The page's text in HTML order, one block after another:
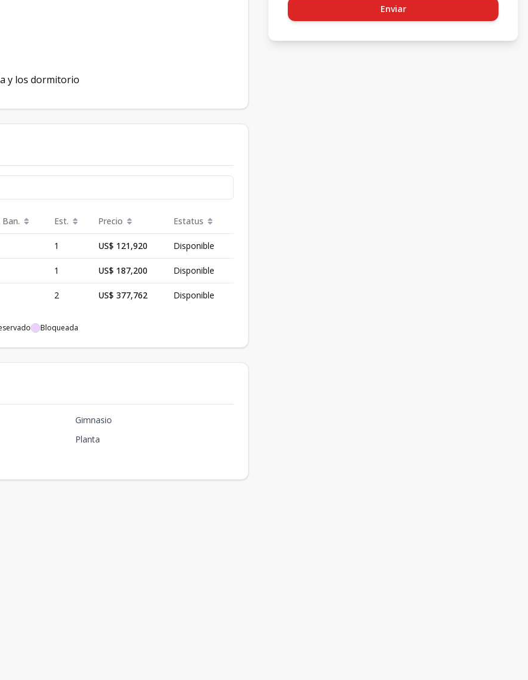
y los dormitorio
Est. Precio Estatus
1 US$ 121,920 Disponible
1 US$ 187,200 Disponible
2 US$ 377,762 Disponible
Bloqueada
Gimnasio
Planta
Enviar